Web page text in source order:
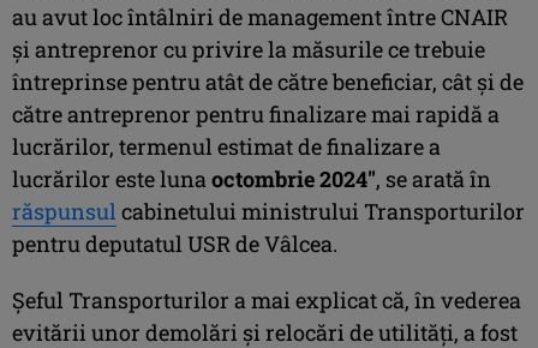
au avut loc întâlniri de management între CNAIR
și antreprenor cu privire la măsurile ce trebuie
întreprinse pentru atât de către beneficiar, cât și de
către antreprenor pentru finalizare mai rapidă a
lucrărilor, termenul estimat de finalizare a
lucrărilor este luna octombrie 2024″, se arată în
răspunsul cabinetului ministrului Transporturilor
pentru deputatul USR de Vâlcea.
Șeful Transporturilor a mai explicat că, în vederea
evitării unor demolări și relocări de utilități, a fost